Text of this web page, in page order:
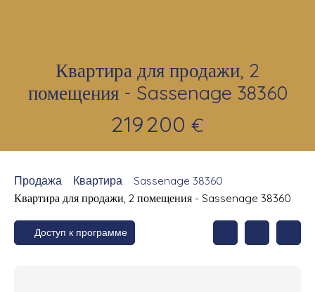
Квартира для продажи, 2
помещения - Sassenage 38360
219 200 €
Продажа Квартира
Sassenage 38360
Квартира для продажи, 2 помещения - Sassenage 38360
Доступ к программе